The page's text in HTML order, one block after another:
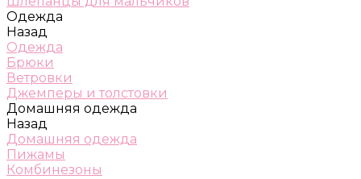
Одежда
Назад
Одежда
Брюки
Ветровки
Джемперы и толстовки
Домашняя одежда
Назад
Домашняя одежда
Пижамы
Комбинезоны